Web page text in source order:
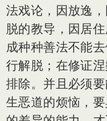
法戏论，因放逸
脱的教导，因居
成种种善法不能
行解脱；在修证
排除。并且必须
生恶道的烦恼，